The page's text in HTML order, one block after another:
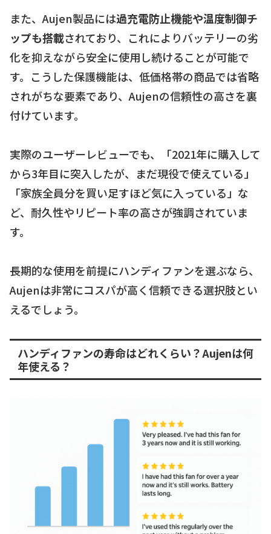
また、Aujen製品には過充電防止機能や温度制御チ
ップも搭載されており、これによりバッテリーの劣
化を抑えながら安全に使用し続けることが可能で
す。こうした保護機能は、低価格帯の商品では省略
されがちな要素であり、Aujenの信頼性の高さを裏
付けています。
実際のユーザーレビューでも、「2021年に購入して
から3年目に突入したが、まだ現役で使えている」
「家族全員分を買い足すほど気に入っている」な
ど、耐久性やリピート率の高さが強調されていま
す。
長期的な使用を前提にハンディファンを選ぶなら、
Aujenは非常にコスパが高く信頼できる選択肢とい
えるでしょう。
ハンディファンの寿命はどれくらい？Aujenは何
年使える？